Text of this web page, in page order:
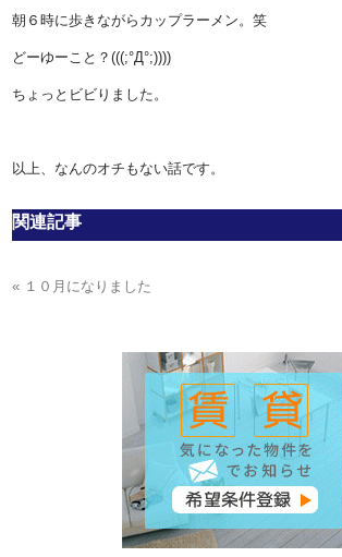
朝６時に歩きながらカップラーメン。笑
どーゆーこと？(((;°Д°;))))
ちょっとビビりました。
以上、なんのオチもない話です。
関連記事
« １０月になりました